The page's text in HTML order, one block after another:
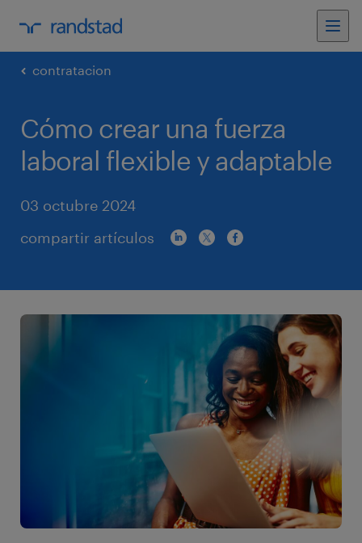
contratacion
Cómo crear una fuerza
laboral flexible y adaptable
03 octubre 2024
compartir artículos